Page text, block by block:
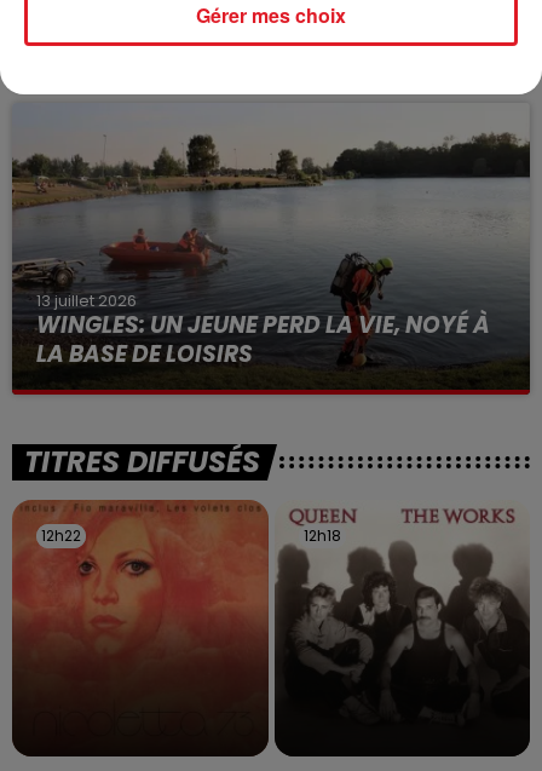
BÉTHUNE: ENQUÊTE POUR HOMICIDE
VOLONTAIRE EN COURS, APRÈS LA...
13 juillet 2026
WINGLES: UN JEUNE PERD LA VIE, NOYÉ À
LA BASE DE LOISIRS
La victime a coulé à pic
TITRES DIFFUSÉS
12h22
12h22 12h18
12h18
Gérer mes choix